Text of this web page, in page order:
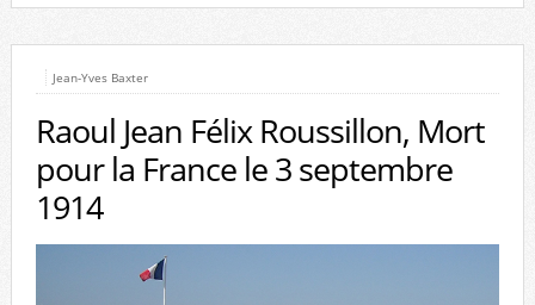
Jean-Yves Baxter
Raoul Jean Félix Roussillon, Mort
pour la France le 3 septembre
1914